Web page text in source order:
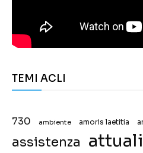
TEMI ACLI
730 ambiente amoris laetitia
assistenza